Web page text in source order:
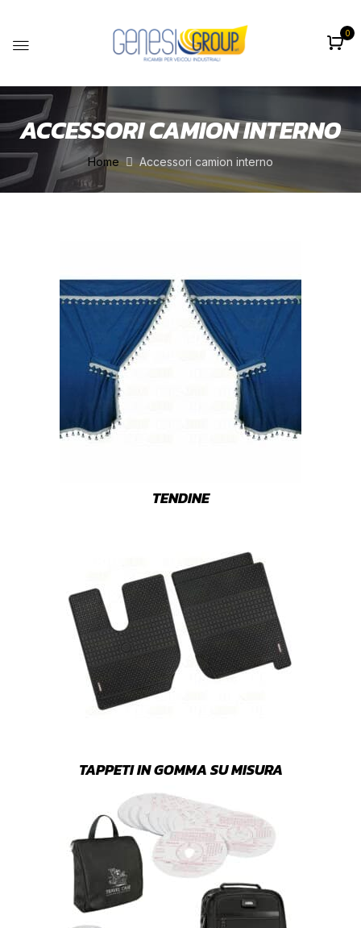
0
ACCESSORI CAMION INTERNO
Home Accessori camion interno
TENDINE
TAPPETI IN GOMMA SU MISURA